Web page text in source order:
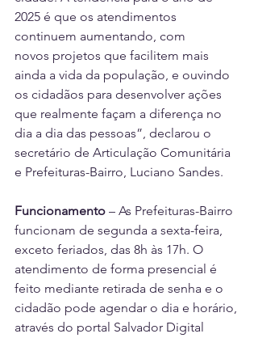
2025 é que os atendimentos
continuem aumentando, com
novos projetos que facilitem mais
ainda a vida da população, e ouvindo
os cidadãos para desenvolver ações
que realmente façam a diferença no
dia a dia das pessoas”, declarou o
secretário de Articulação Comunitária
e Prefeituras-Bairro, Luciano Sandes.
Funcionamento – As Prefeituras-Bairro
funcionam de segunda a sexta-feira,
exceto feriados, das 8h às 17h. O
atendimento de forma presencial é
feito mediante retirada de senha e o
cidadão pode agendar o dia e horário,
através do portal Salvador Digital